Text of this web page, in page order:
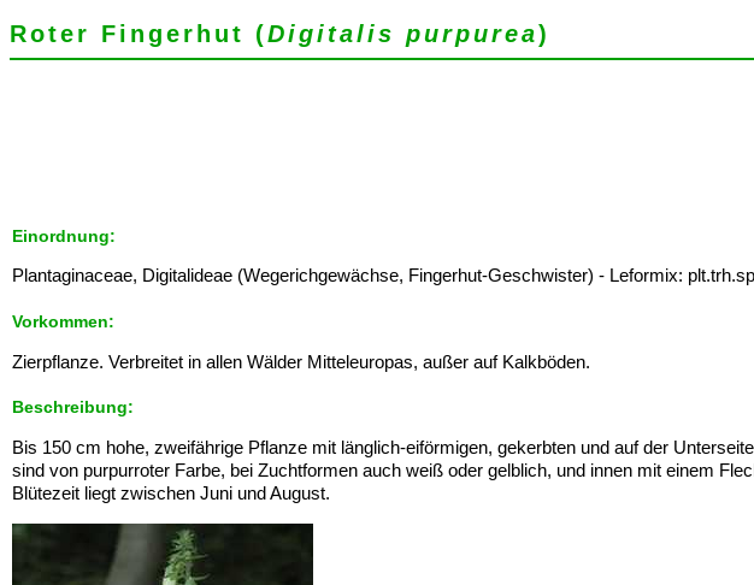
Roter Fingerhut (Digitalis purpurea)
Einordnung:
Plantaginaceae, Digitalideae (Wegerichgewächse, Fingerhut-Geschwister) - Leformix:
Vorkommen:
Zierpflanze. Verbreitet in allen Wälder Mitteleuropas, außer auf Kalkböden.
Beschreibung:
Bis 150 cm hohe, zweifährige Pflanze mit länglich-eiförmigen, gekerbten und auf der
sind von purpurroter Farbe, bei Zuchtformen auch weiß oder gelblich, und innen mit einem
Blütezeit liegt zwischen Juni und August.